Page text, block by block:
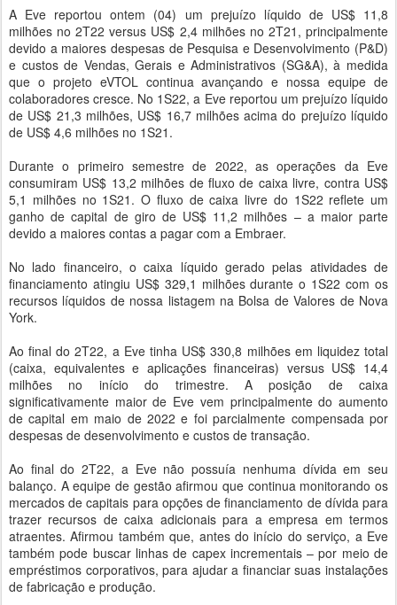
A Eve reportou ontem (04) um prejuízo líquido de US$ 11,8
milhões no 2T22 versus US$ 2,4 milhões no 2T21, principalmente
devido a maiores despesas de Pesquisa e Desenvolvimento (P&D)
e custos de Vendas, Gerais e Administrativos (SG&A), à medida
que o projeto eVTOL continua avançando e nossa equipe de
colaboradores cresce. No 1S22, a Eve reportou um prejuízo líquido
de US$ 21,3 milhões, US$ 16,7 milhões acima do prejuízo líquido
de US$ 4,6 milhões no 1S21.
Durante o primeiro semestre de 2022, as operações da Eve
consumiram US$ 13,2 milhões de fluxo de caixa livre, contra US$
5,1 milhões no 1S21. O fluxo de caixa livre do 1S22 reflete um
ganho de capital de giro de US$ 11,2 milhões – a maior parte
devido a maiores contas a pagar com a Embraer.
No lado financeiro, o caixa líquido gerado pelas atividades de
financiamento atingiu US$ 329,1 milhões durante o 1S22 com os
recursos líquidos de nossa listagem na Bolsa de Valores de Nova
York.
Ao final do 2T22, a Eve tinha US$ 330,8 milhões em liquidez total
(caixa, equivalentes e aplicações financeiras) versus US$ 14,4
milhões no início do trimestre. A posição de caixa
significativamente maior de Eve vem principalmente do aumento
de capital em maio de 2022 e foi parcialmente compensada por
despesas de desenvolvimento e custos de transação.
Ao final do 2T22, a Eve não possuía nenhuma dívida em seu
balanço. A equipe de gestão afirmou que continua monitorando os
mercados de capitais para opções de financiamento de dívida para
trazer recursos de caixa adicionais para a empresa em termos
atraentes. Afirmou também que, antes do início do serviço, a Eve
também pode buscar linhas de capex incrementais – por meio de
empréstimos corporativos, para ajudar a financiar suas instalações
de fabricação e produção.